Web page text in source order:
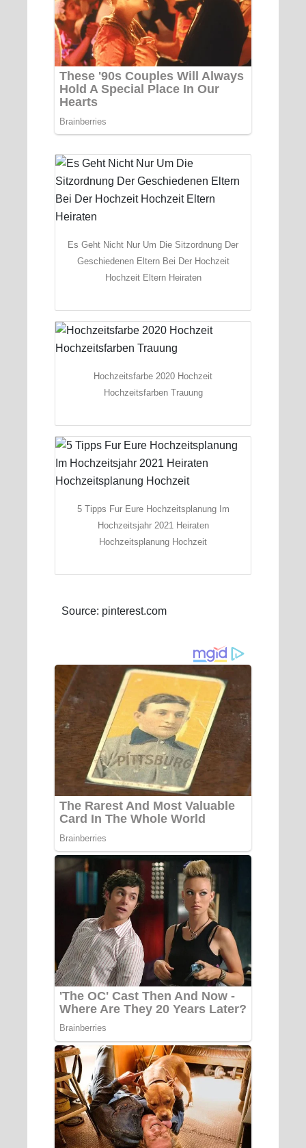
Es Geht Nicht Nur Um Die Sitzordnung Der
Geschiedenen Eltern Bei Der Hochzeit
Hochzeit Eltern Heiraten
Hochzeitsfarbe 2020 Hochzeit
Hochzeitsfarben Trauung
5 Tipps Fur Eure Hochzeitsplanung Im
Hochzeitsjahr 2021 Heiraten
Hochzeitsplanung Hochzeit
Source: pinterest.com